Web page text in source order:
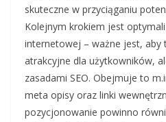
skuteczne w przyciąganiu
Kolejnym krokiem jest
internetowej – ważne jest, aby
atrakcyjne dla użytkowników,
zasadami SEO. Obejmuje to
meta opisy oraz linki
pozycjonowanie powinno